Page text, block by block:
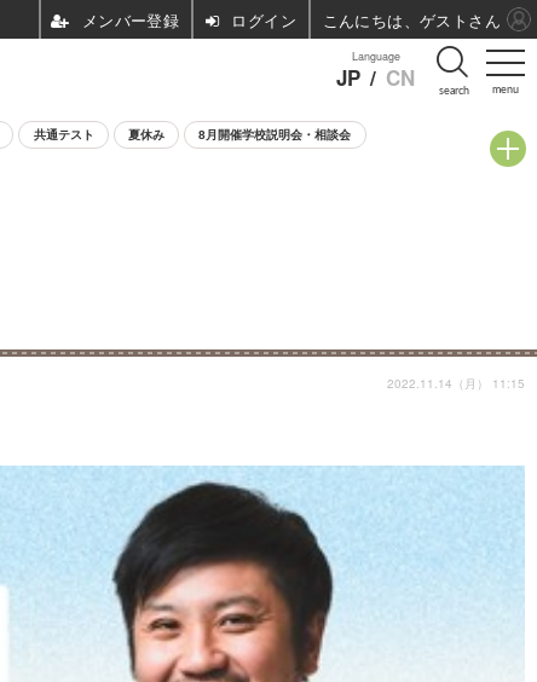
menu
Language
JP / CN search
共通テスト 夏休み 8月開催学校説明会・相談会
2022.11.14（月） 11:15
ログイン こんにちは、ゲストさん